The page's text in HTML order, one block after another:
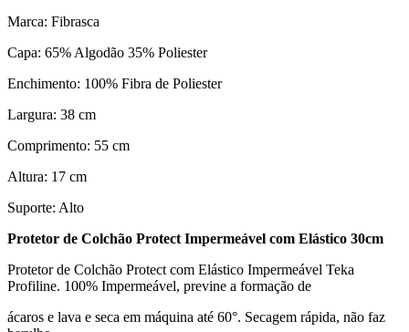
Marca: Fibrasca
Capa: 65% Algodão 35% Poliester
Enchimento: 100% Fibra de Poliester
Largura: 38 cm
Comprimento: 55 cm
Altura: 17 cm
Suporte: Alto
Protetor de Colchão Protect Impermeável com Elástico 30cm
Protetor de Colchão Protect com Elástico Impermeável Teka
Profiline. 100% Impermeável, previne a formação de
ácaros e lava e seca em máquina até 60°. Secagem rápida, não faz